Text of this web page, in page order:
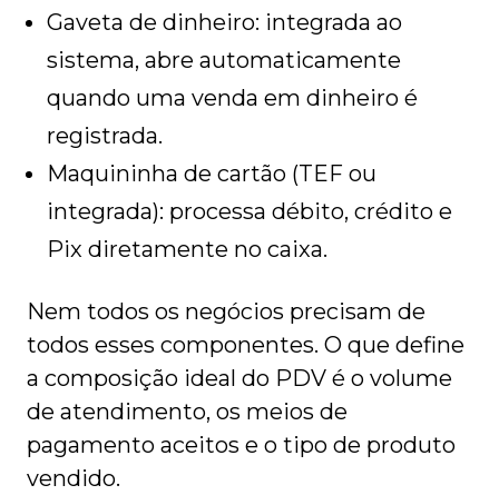
Gaveta de dinheiro: integrada ao
sistema, abre automaticamente
quando uma venda em dinheiro é
registrada.
Maquininha de cartão (TEF ou
integrada): processa débito, crédito e
Pix diretamente no caixa.
Nem todos os negócios precisam de
todos esses componentes. O que define
a composição ideal do PDV é o volume
de atendimento, os meios de
pagamento aceitos e o tipo de produto
vendido.